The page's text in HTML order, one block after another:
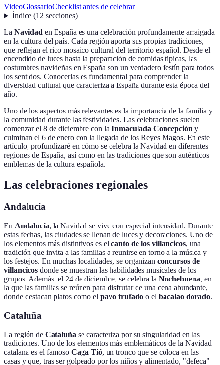
VideoGlossarioChecklist antes de celebrar
Índice(12 secciones)
La Navidad en España es una celebración profundamente arraigada
en la cultura del país. Cada región aporta sus propias tradiciones,
que reflejan el rico mosaico cultural del territorio español. Desde el
encendido de luces hasta la preparación de comidas típicas, las
costumbres navideñas en España son un verdadero festín para todos
los sentidos. Conocerlas es fundamental para comprender la
diversidad cultural que caracteriza a España durante esta época del
año.
Uno de los aspectos más relevantes es la importancia de la familia y
la comunidad durante las festividades. Las celebraciones suelen
comenzar el 8 de diciembre con la Inmaculada Concepción y
culminan el 6 de enero con la llegada de los Reyes Magos. En este
artículo, profundizaré en cómo se celebra la Navidad en diferentes
regiones de España, así como en las tradiciones que son auténticos
emblemas de la cultura española.
Las celebraciones regionales
Andalucía
En Andalucía, la Navidad se vive con especial intensidad. Durante
estas fechas, las ciudades se llenan de luces y decoraciones. Uno de
los elementos más distintivos es el canto de los villancicos, una
tradición que invita a las familias a reunirse en torno a la música y
los festejos. En muchas localidades, se organizan concursos de
villancicos donde se muestran las habilidades musicales de los
grupos. Además, el 24 de diciembre, se celebra la Nochebuena, en
la que las familias se reúnen para disfrutar de una cena abundante,
donde destacan platos como el pavo trufado o el bacalao dorado.
Cataluña
La región de Cataluña se caracteriza por su singularidad en las
tradiciones. Uno de los elementos más emblemáticos de la Navidad
catalana es el famoso Caga Tió, un tronco que se coloca en las
casas y que, tras ser golpeado por los niños y alimentado, "defeca"